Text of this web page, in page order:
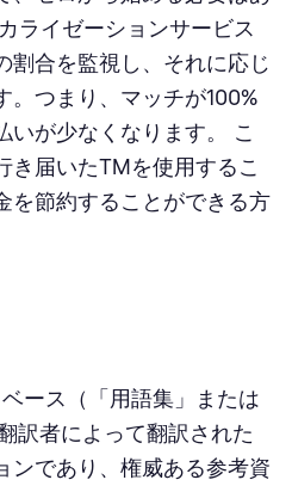
ライゼーションサービス
割合を監視し、それに応じ
。つまり、マッチが100%
いが少なくなります。 こ
き届いたTMを使用するこ
を節約することができる方
ース（「用語集」または
訳者によって翻訳された
ンであり、権威ある参考資